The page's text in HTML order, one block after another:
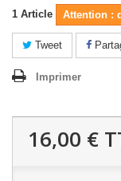
1 Article Attention :
Tweet
Imprimer
16,00 €